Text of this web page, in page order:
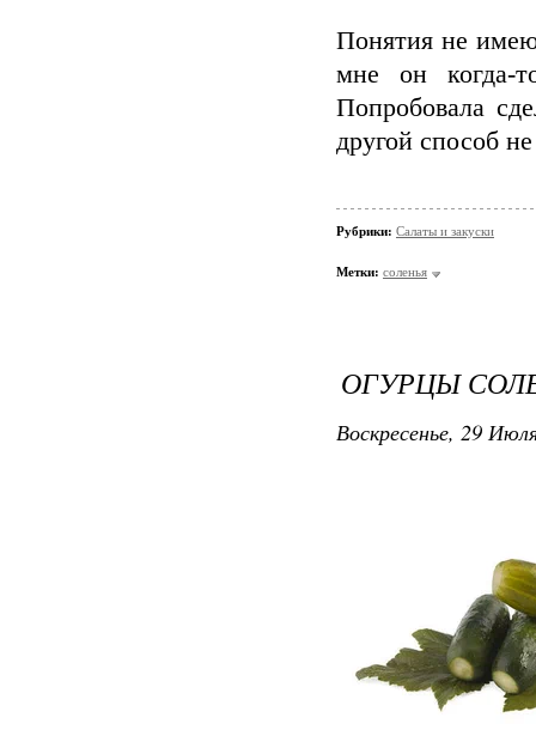
Понятия не
мне он когда-
Попробовала
другой способ
Рубрики: Салаты и закуски
Метки: соленья
ОГУРЦЫ
Воскресенье, 29